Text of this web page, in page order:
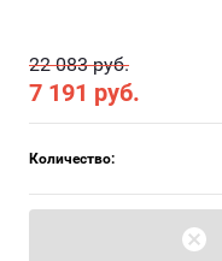
22 083 руб.
7 191 руб.
Количество: